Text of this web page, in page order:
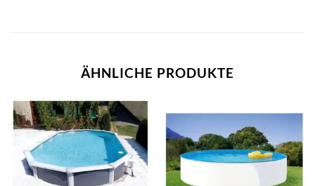
ÄHNLICHE PRODUKTE